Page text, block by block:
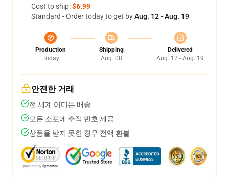
Cost to ship:$6.99
Standard - Order today to get byAug. 12 - Aug. 19
Production
Today
Shipping
Aug. 08
Delivered
Aug. 12 - Aug. 19
안전한 거래
전 세계 어디든 배송
모든 소포에 추적 번호 제공
상품을 받지 못한 경우 전액 환불